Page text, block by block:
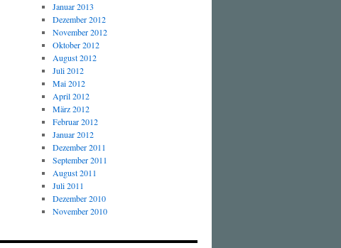
Januar 2013
Dezember 2012
November 2012
Oktober 2012
August 2012
Juli 2012
Mai 2012
April 2012
März 2012
Februar 2012
Januar 2012
Dezember 2011
September 2011
August 2011
Juli 2011
Dezember 2010
November 2010